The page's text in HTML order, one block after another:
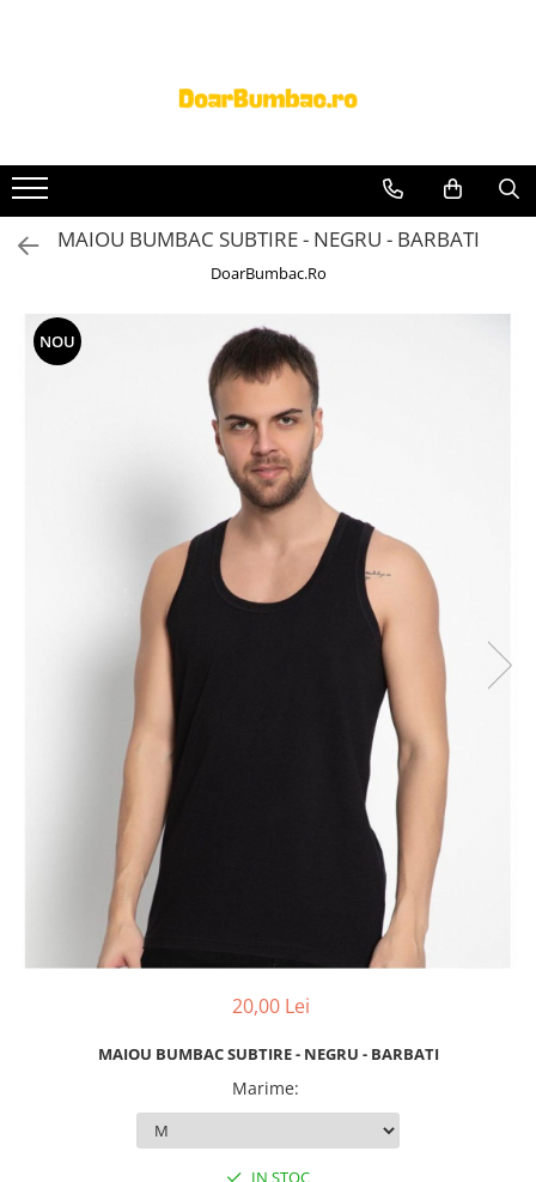
SET 5 Prosoape 100% Bumbac
MAIOU BUMBAC SUBTIRE - NEGRU - BARBATI
DoarBumbac.Ro
NOU
20,00 Lei
MAIOU BUMBAC SUBTIRE - NEGRU - BARBATI
Marime:
IN STOC